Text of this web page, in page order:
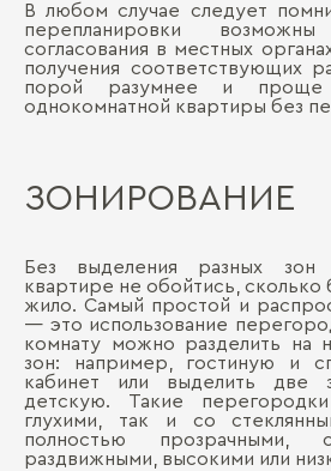
В любом случае следует
перепланировки
согласования в местных
получения соответствующих
порой разумнее и проще
однокомнатной квартиры без
ЗОНИРОВАНИЕ
Без выделения разных зон
квартире не обойтись, сколько
жило. Самый простой и
― это использование
комнату можно разделить на
зон: например, гостиную и
кабинет или выделить две
детскую. Такие
глухими, так и со
полностью прозрачными,
раздвижными, высокими или